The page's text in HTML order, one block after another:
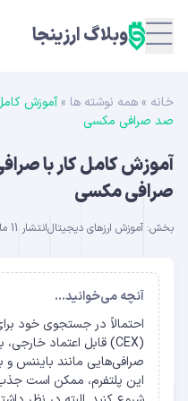
وبلاگ ارزینجا
خانه » همه نوشته ها »
صد صرافی مکسی
صرافی مکسی
بخش: آموزش ارزهای دیجیتالانتشار 11 ماه قبل
آنچه می‌خوانید...
احتمالاً در جستجوی خود
صرافی‌هایی مانند بایننس و
این پلتفرم، ممکن است جذب